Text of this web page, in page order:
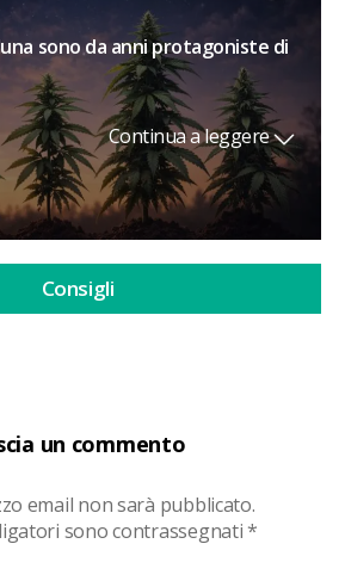
un commento
email non sarà pubblicato.
sono contrassegnati*
sono da anni protagoniste di
Continua a leggere
Consigli